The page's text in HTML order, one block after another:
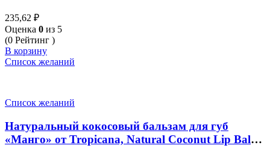
235,62 ₽
Оценка 0 из 5
(0 Рейтинг )
В корзину
Список желаний
Список желаний
Натуральный кокосовый бальзам для губ
«Манго» от Tropicana, Natural Coconut Lip Balm